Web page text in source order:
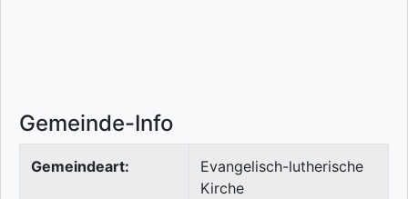
Gemeinde-Info
Gemeindeart:
Evangelisch-lutherische
Kirche